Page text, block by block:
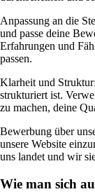
Anpassung an die
und passe deine
Erfahrungen und
passen.
Klarheit und Struktur:
strukturiert ist.
zu machen, deine
Bewerbung über
unsere Website
uns landet und wir
Wie man sich